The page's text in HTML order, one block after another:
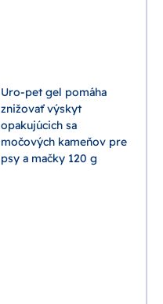
Uro-pet gel pomáha
znižovať výskyt
opakujúcich sa
močových kameňov pre
psy a mačky 120 g